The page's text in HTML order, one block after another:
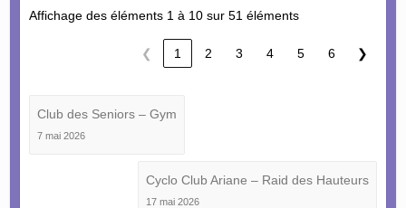
Affichage des éléments 1 à 10 sur 51 éléments
❮ 1 2 3 4 5 6 ❯
Club des Seniors – Gym
7 mai 2026
Cyclo Club Ariane – Raid des Hauteurs
17 mai 2026